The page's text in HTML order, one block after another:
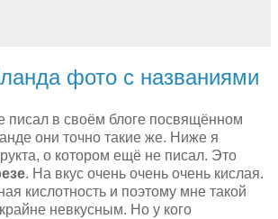
фото с названиями
писал в своём блоге посвящённом
они точно такие же. Ниже я
о котором ещё не писал. Это
. На вкус очень очень очень кислая.
кислотность и поэтому мне такой
невкусным. Но у кого